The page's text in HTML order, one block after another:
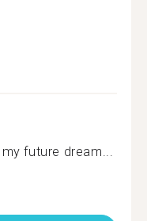
future dream...